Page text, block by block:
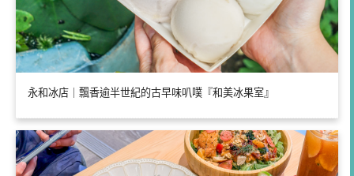
永和冰店｜飄香逾半世紀的古早味叭噗『和美冰果室』